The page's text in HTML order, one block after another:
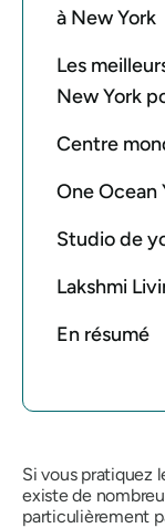
à New York
Les
New York
Centre
One Ocean
Studio de
Lakshmi
En résumé
Si vous pratiquez
existe de
particulièrement